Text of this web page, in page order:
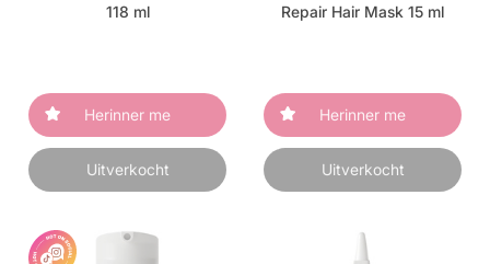
118 ml
Herinner me
Uitverkocht
Repair Hair Mask 15 ml
Herinner me
Uitverkocht